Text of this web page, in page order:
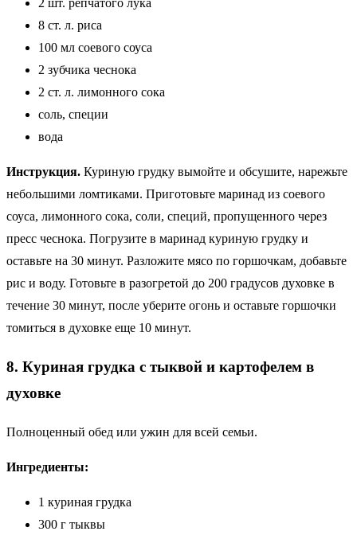
8 ст. л. риса
100 мл соевого соуса
2 зубчика чеснока
2 ст. л. лимонного сока
соль, специи
вода
Инструкция. Куриную грудку вымойте и обсушите, нарежьте
небольшими ломтиками. Приготовьте маринад из соевого
соуса, лимонного сока, соли, специй, пропущенного через
пресс чеснока. Погрузите в маринад куриную грудку и
оставьте на 30 минут. Разложите мясо по горшочкам, добавьте
рис и воду. Готовьте в разогретой до 200 градусов духовке в
течение 30 минут, после уберите огонь и оставьте горшочки
томиться в духовке еще 10 минут.
8. Куриная грудка с тыквой и картофелем в
духовке
Полноценный обед или ужин для всей семьи.
Ингредиенты:
1 куриная грудка
300 г тыквы